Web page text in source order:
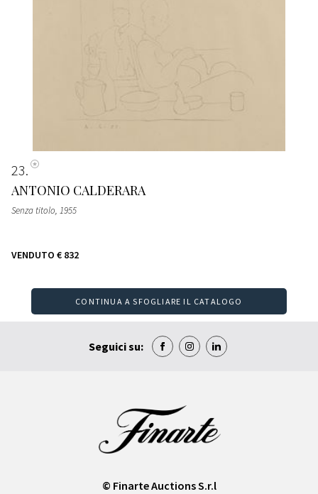
23
ANTONIO CALDERARA
Senza titolo, 1955
VENDUTO € 832
CONTINUA A SFOGLIARE IL CATALOGO
Seguici su:
© Finarte Auctions S.r.l